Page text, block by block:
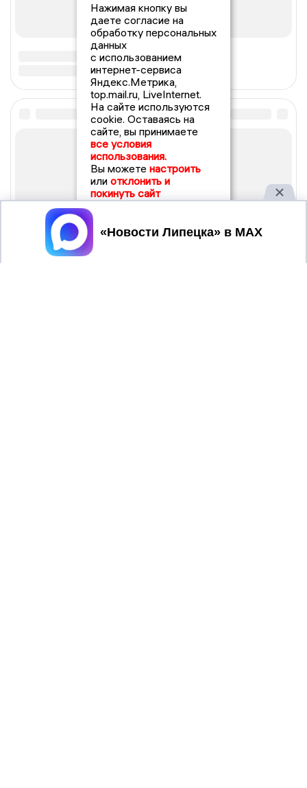
Нажимая кнопку вы
даете согласие на
обработку персональных
данных
с использованием
интернет-сервиса
Яндекс.Метрика,
top.mail.ru, LiveInternet.
На сайте используются
cookie. Оставаясь на
сайте, вы принимаете
все условия
использования.
Вы можете настроить
или отклонить и
покинуть сайт
Принять